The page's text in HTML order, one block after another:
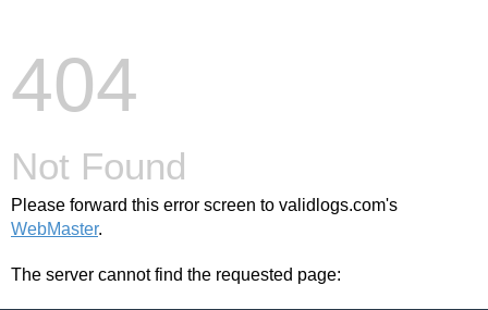
404
Not Found
Please forward this error screen to validlogs.com's
WebMaster.
The server cannot find the requested page: